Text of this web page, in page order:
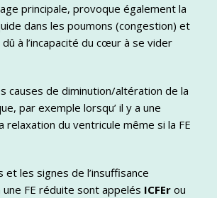
principale, provoque également la
dans les poumons (congestion) et
à l’incapacité du cœur à se vider
causes de diminution/altération de la
par exemple lorsqu’ il y a une
relaxation du ventricule même si la FE
les signes de l’insuffisance
une FE réduite sont appelés ICFEr ou